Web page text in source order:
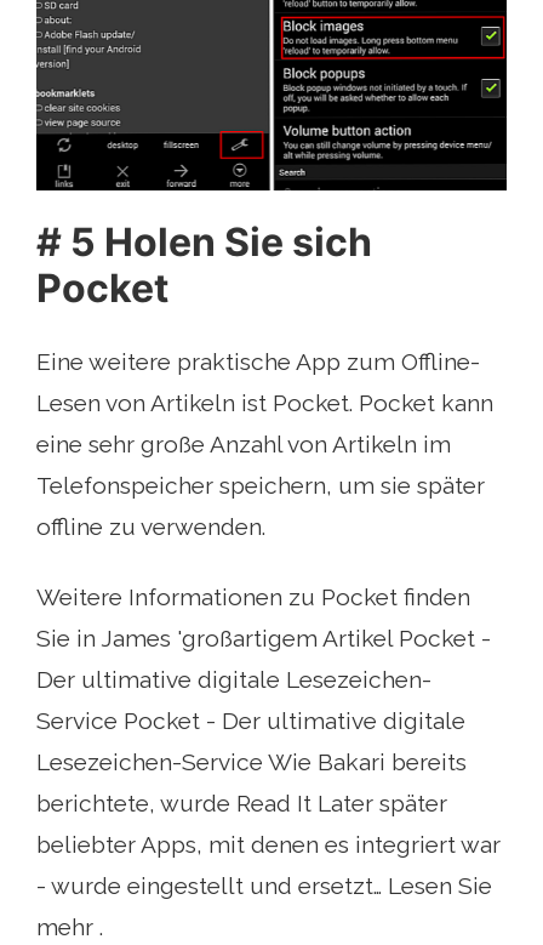
# 5 Holen Sie sich
Pocket
Eine weitere praktische App zum Offline-
Lesen von Artikeln ist Pocket. Pocket kann
eine sehr große Anzahl von Artikeln im
Telefonspeicher speichern, um sie später
offline zu verwenden.
Weitere Informationen zu Pocket finden
Sie in James 'großartigem Artikel Pocket -
Der ultimative digitale Lesezeichen-
Service Pocket - Der ultimative digitale
Lesezeichen-Service Wie Bakari bereits
berichtete, wurde Read It Later später
beliebter Apps, mit denen es integriert war
- wurde eingestellt und ersetzt… Lesen Sie
mehr .